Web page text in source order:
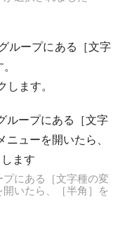
ループにある［文字
ます。
プにある［文字種の変
いたら、［半角］を